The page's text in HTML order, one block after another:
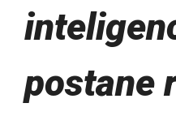
postane